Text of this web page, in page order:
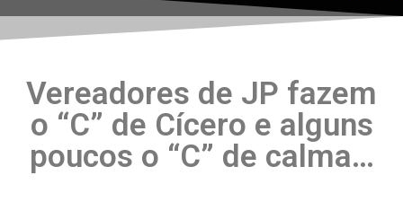
Vereadores de JP fazem
o “C” de Cícero e alguns
poucos o “C” de calma…